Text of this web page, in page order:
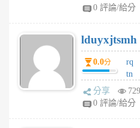
jl
月
前
0 評論/給分
lduyxjtsmh
0.0分
rq
tn
jt
gl
分享
0 評論/給分